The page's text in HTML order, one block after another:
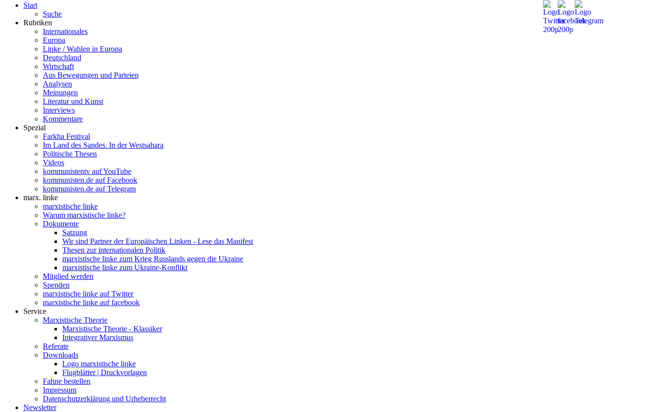
Start
Suche
Rubriken
Internationales
Europa
Linke / Wahlen in Europa
Deutschland
Wirtschaft
Aus Bewegungen und Parteien
Analysen
Meinungen
Literatur und Kunst
Interviews
Kommentare
Spezial
Farkha Festival
Im Land des Sandes. In der Westsahara
Politische Thesen
Videos
kommunistentv auf YouTube
kommunisten.de auf Facebook
kommunisten.de auf Telegram
marx. linke
marxistische linke
Warum marxistische linke?
Dokumente
Satzung
Wir sind Partner der Europäischen Linken - Lese das Manifest
Thesen zur internationalen Politik
marxistische linke zum Krieg Russlands gegen die Ukraine
marxistische linke zum Ukraine-Konflikt
Mitglied werden
Spenden
marxistische linke auf Twitter
marxistische linke auf facebook
Service
Marxistische Theorie
Marxistische Theorie - Klassiker
Integrativer Marxismus
Referate
Downloads
Logo marxistische linke
Flugblätter | Druckvorlagen
Fahne bestellen
Impressum
Datenschutzerklärung und Urheberrecht
Newsletter